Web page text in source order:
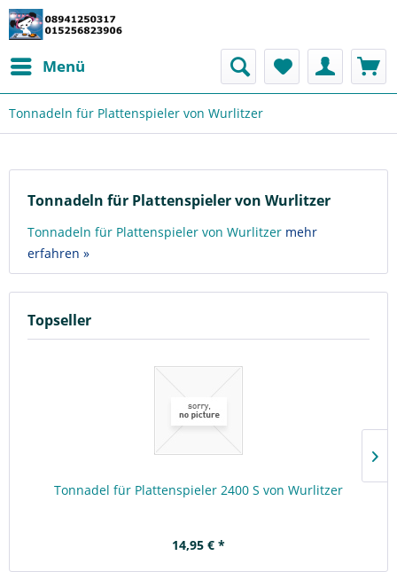
Menü
Tonnadeln für Plattenspieler von Wurlitzer
Tonnadeln für Plattenspieler von Wurlitzer
Tonnadeln für Plattenspieler von Wurlitzer mehr
erfahren »
Topseller
Tonnadel für Plattenspieler 2400 S von Wurlitzer
14,95 € *